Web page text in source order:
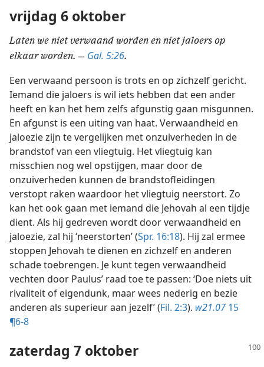
vrijdag 6 oktober
Laten we niet verwaand worden en niet jaloers op
elkaar worden. — Gal. 5:26.
Een verwaand persoon is trots en op zichzelf gericht.
Iemand die jaloers is wil iets hebben dat een ander
heeft en kan het hem zelfs afgunstig gaan misgunnen.
En afgunst is een uiting van haat. Verwaandheid en
jaloezie zijn te vergelijken met onzuiverheden in de
brandstof van een vliegtuig. Het vliegtuig kan
misschien nog wel opstijgen, maar door de
onzuiverheden kunnen de brandstofleidingen
verstopt raken waardoor het vliegtuig neerstort. Zo
kan het ook gaan met iemand die Jehovah al een tijdje
dient. Als hij gedreven wordt door verwaandheid en
jaloezie, zal hij ‘neerstorten’ (Spr. 16:18). Hij zal ermee
stoppen Jehovah te dienen en zichzelf en anderen
schade toebrengen. Je kunt tegen verwaandheid
vechten door Paulus’ raad toe te passen: ‘Doe niets uit
rivaliteit of eigendunk, maar wees nederig en bezie
anderen als superieur aan jezelf’ (Fil. 2:3). w21.07 15
¶6-8
zaterdag 7 oktober